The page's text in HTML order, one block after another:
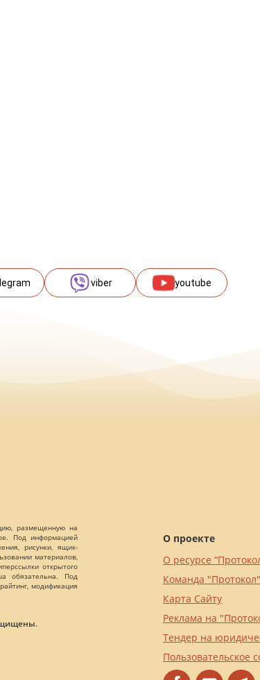
viber youtube
размещенную на
Под информацией
рисунки, ящик-
материалов,
открытого
обязательна. Под
модификация
О проекте
О ресурсе
Команда "Протокол"
Карта Сайту
Реклама на
Тендер на
Пользовательское